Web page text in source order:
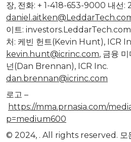
장, 전화: + 1-418-653-9000 내선:
이트:
처: 케빈 헌트(Kevin Hunt), ICR
kevin.hunt@icrinc.com, 금융
넌(Dan Brennan), ICR Inc.
dan.brennan@icrinc.com
로고 –
https://mma.prnasia.com/
p=medium600
© 2024, . All rights reserved. 모